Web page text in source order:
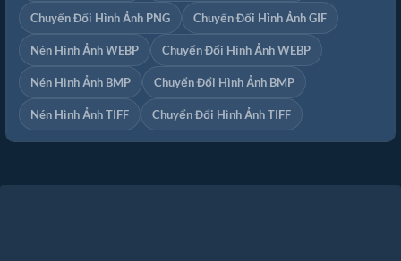
Chuyển Đổi Hình Ảnh PNG Chuyển Đổi Hình Ảnh GIF
Nén Hình Ảnh WEBP Chuyển Đổi Hình Ảnh WEBP
Nén Hình Ảnh BMP Chuyển Đổi Hình Ảnh BMP
Nén Hình Ảnh TIFF Chuyển Đổi Hình Ảnh TIFF